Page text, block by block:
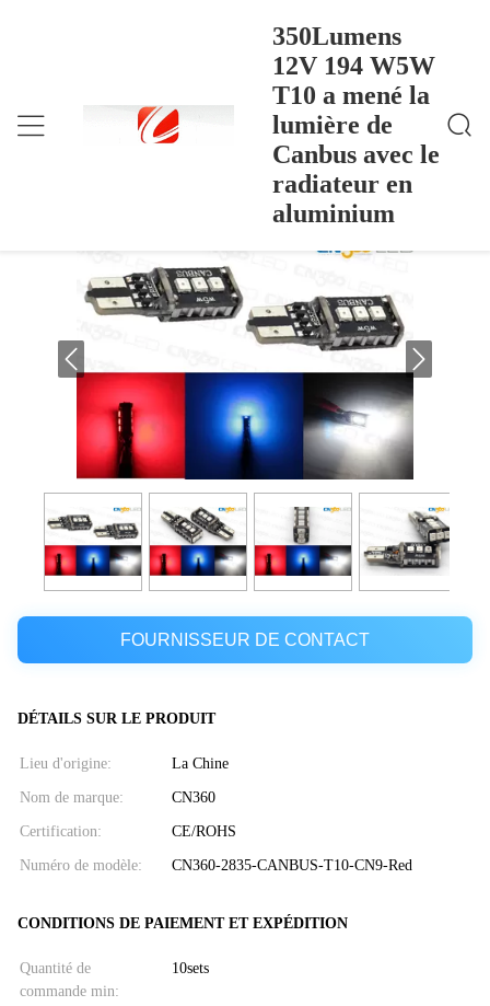
350Lumens
12V 194 W5W
T10 a mené la
lumière de
Canbus avec le
radiateur en
aluminium
350Lumens 12V 194 W5W T10 A Mené La Lumière
De Canbus Avec Le Radiateur En Aluminium
350Lumens 12V 194 W5W T10 a mené
la lumière de Canbus avec le radiateur
FOURNISSEUR DE CONTACT
DÉTAILS SUR LE PRODUIT
Lieu d'origine: La Chine
Nom de marque: CN360
Certification: CE/ROHS
Numéro de modèle: CN360-2835-CANBUS-T10-CN9-Red
CONDITIONS DE PAIEMENT ET EXPÉDITION
Quantité de
commande min:
10sets